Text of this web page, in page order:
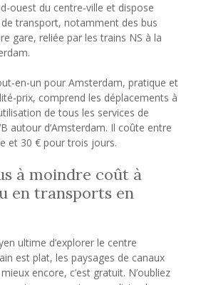
ouest du centre-ville et dispose
de transport, notamment des bus
gare, reliée par les trains NS à la
en-un pour Amsterdam, pratique et
prix, comprend les déplacements à
de tous les services de
autour d’Amsterdam. Il coûte entre
et 30 € pour trois jours.
à moindre coût à
en transports en
ultime d’explorer le centre
est plat, les paysages de canaux
encore, c’est gratuit. N’oubliez